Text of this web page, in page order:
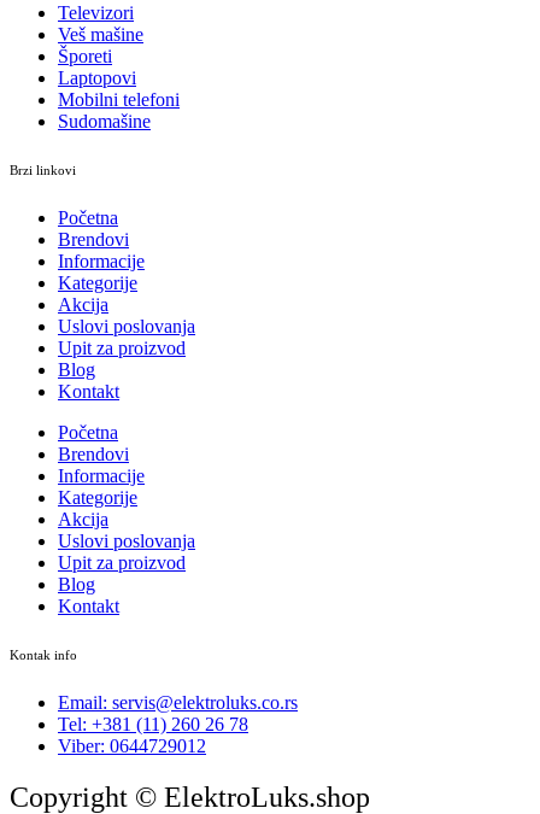
Televizori
Veš mašine
Šporeti
Laptopovi
Mobilni telefoni
Sudomašine
Brzi linkovi
Početna
Brendovi
Informacije
Kategorije
Akcija
Uslovi poslovanja
Upit za proizvod
Blog
Kontakt
Početna
Brendovi
Informacije
Kategorije
Akcija
Uslovi poslovanja
Upit za proizvod
Blog
Kontakt
Kontak info
Email: servis@elektroluks.co.rs
Tel: +381 (11) 260 26 78
Viber: 0644729012
Copyright © ElektroLuks.shop